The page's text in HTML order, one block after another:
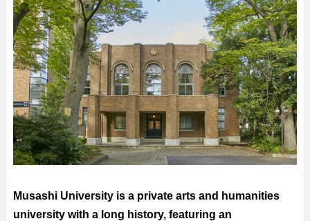
Musashi University is a private arts and humanities
university with a long history, featuring an